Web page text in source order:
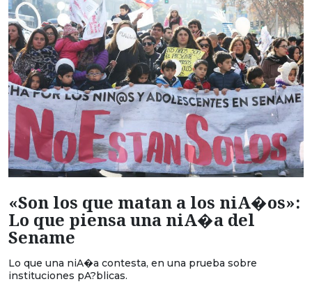
«Son los que matan a los niA�os»:
Lo que piensa una niA�a del
Sename
Lo que una niA�a contesta, en una prueba sobre
instituciones pA?blicas.